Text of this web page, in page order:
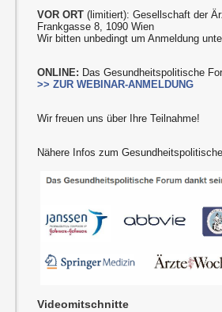
VOR ORT (limitiert): Gesellschaft der
Frankgasse 8, 1090 Wien
Wir bitten unbedingt um Anmeldung
ONLINE: Das Gesundheitspolitische
>> ZUR WEBINAR-ANMELDUNG
Wir freuen uns über Ihre Teilnahme!
Nähere Infos zum
Videomitschnitte